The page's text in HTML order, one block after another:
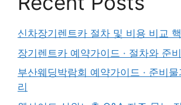
신차장기렌트카 절차 및 비용 비교
장기렌트카 예약가이드 · 절차와 준
부산웨딩박람회 예약가이드 · 준비
리